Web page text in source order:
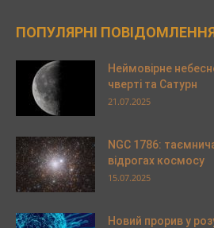
ПОПУЛЯРНІ
Неймовірне
чверті та Сатурн
21.07.2025
NGC 1786:
відрогах космосу
15.07.2025
Новий прорив у